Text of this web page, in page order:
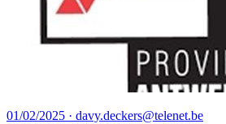
01/02/2025 · davy.deckers@telenet.be